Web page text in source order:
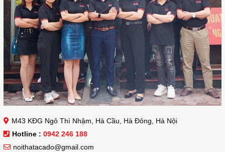
M43 KĐG Ngô Thì Nhậm, Hà Cầu, Hà Đông, Hà Nội
Hotline : 0942 246 188
noithatacado@gmail.com